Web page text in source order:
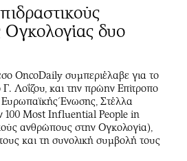
δυο
OncoDaily συμπεριέλαβε για το
Λοΐζου, και την πρώην Επίτροπο
Ευρωπαϊκής Ένωσης, Στέλλα
100 Most Influential People in
ανθρώπους στην Ογκολογία),
και τη συνολική συμβολή τους